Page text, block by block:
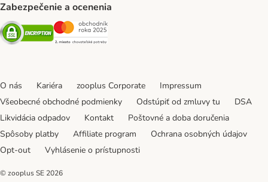
Zabezpečenie a ocenenia
Security Security
O nás Kariéra zooplus Corporate
Impressum
Všeobecné obchodné podmienky
Odstúpiť od zmluvy tu
DSA
Likvidácia odpadov
Kontakt
Poštovné a doba doručenia
Spôsoby platby
Affiliate program
Ochrana osobných údajov
Opt-out
Vyhlásenie o prístupnosti
© zooplus SE 2026